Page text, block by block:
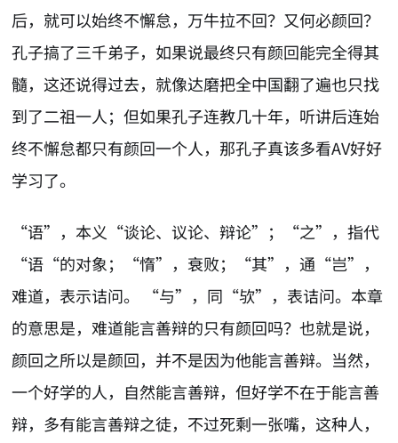
后，就可以始终不懈怠，万牛拉不回？又何必颜回？
孔子搞了三千弟子，如果说最终只有颜回能完全得其
髓，这还说得过去，就像达磨把全中国翻了遍也只找
到了二祖一人；但如果孔子连教几十年，听讲后连始
终不懈怠都只有颜回一个人，那孔子真该多看AV好好
学习了。
“语”，本义“谈论、议论、辩论”；“之”，指代
“语“的对象；“惰”，衰败；“其”，通“岂”，
难道，表示诘问。 “与”，同“欤”，表诘问。本章
的意思是，难道能言善辩的只有颜回吗？也就是说，
颜回之所以是颜回，并不是因为他能言善辩。当然，
一个好学的人，自然能言善辩，但好学不在于能言善
辩，多有能言善辩之徒，不过死剩一张嘴，这种人，